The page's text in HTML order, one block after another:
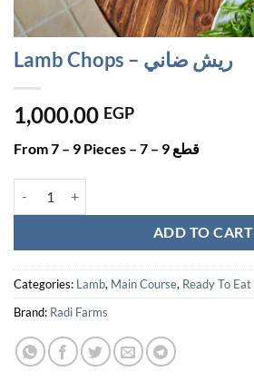
Lamb Chops – ريش ضاني
1,000.00 EGP
From 7 – 9 Pieces – 7 – 9 قطع
ADD TO CART
Categories: Lamb, Main Course, Ready To Eat
Brand: Radi Farms